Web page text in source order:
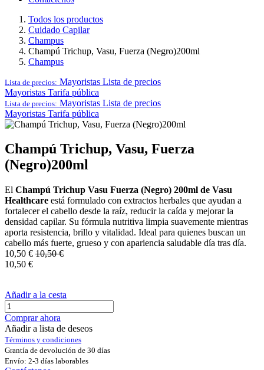
Todos los productos
Cuidado Capilar
Champus
Champú Trichup, Vasu, Fuerza (Negro)200ml
Champus
Lista de precios: Mayoristas Lista de precios
Mayoristas Tarifa pública
Lista de precios: Mayoristas Lista de precios
Mayoristas Tarifa pública
Champú Trichup, Vasu, Fuerza
(Negro)200ml
El Champú Trichup Vasu Fuerza (Negro) 200ml de Vasu
Healthcare está formulado con extractos herbales que ayudan a
fortalecer el cabello desde la raíz, reducir la caída y mejorar la
densidad capilar. Su fórmula nutritiva limpia suavemente mientras
aporta resistencia, brillo y vitalidad. Ideal para quienes buscan un
cabello más fuerte, grueso y con apariencia saludable día tras día.
10,50 € 10,50€
10,50 €
Añadir a la cesta
Comprar ahora
Añadir a lista de deseos
Términos y condiciones
Grantía de devolución de 30 días
Envío: 2-3 días laborables